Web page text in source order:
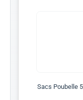
Sacs Poubelle